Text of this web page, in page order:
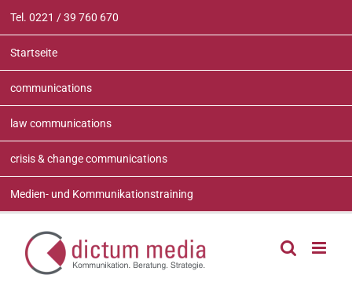
Inhalt
springen
Tel. 0221 / 39 760 670
Startseite
communications
law communications
crisis & change communications
Medien- und Kommunikationstraining